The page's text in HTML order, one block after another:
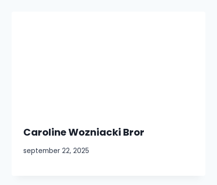
Caroline Wozniacki Bror
september 22, 2025